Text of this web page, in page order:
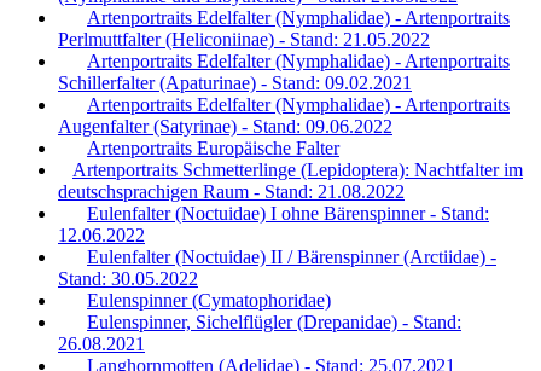
Artenportraits Edelfalter (Nymphalidae) - Artenportraits
Perlmuttfalter (Heliconiinae) - Stand: 21.05.2022
Artenportraits Edelfalter (Nymphalidae) - Artenportraits
Schillerfalter (Apaturinae) - Stand: 09.02.2021
Artenportraits Edelfalter (Nymphalidae) - Artenportraits
Augenfalter (Satyrinae) - Stand: 09.06.2022
Artenportraits Europäische Falter
Artenportraits Schmetterlinge (Lepidoptera): Nachtfalter im
deutschsprachigen Raum - Stand: 21.08.2022
Eulenfalter (Noctuidae) I ohne Bärenspinner - Stand:
12.06.2022
Eulenfalter (Noctuidae) II / Bärenspinner (Arctiidae) -
Stand: 30.05.2022
Eulenspinner (Cymatophoridae)
Eulenspinner, Sichelflügler (Drepanidae) - Stand:
26.08.2021
Langhornmotten (Adelidae) - Stand: 25.07.2021